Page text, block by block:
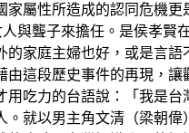
家屬性所造成的認同危
與聾子來擔任。是侯孝
家庭主婦也好，或是言
由這段歷史事件的再現
用吃力的台語說：「我是
。就以男主角文清（梁